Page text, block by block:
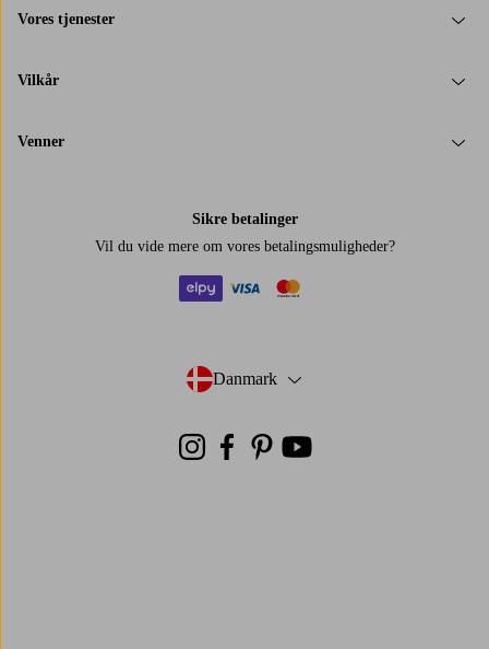
Vores tjenester
Vilkår
Venner
Sikre betalinger
Vil du vide mere om vores betalingsmuligheder?
Danmark
- Vælg land